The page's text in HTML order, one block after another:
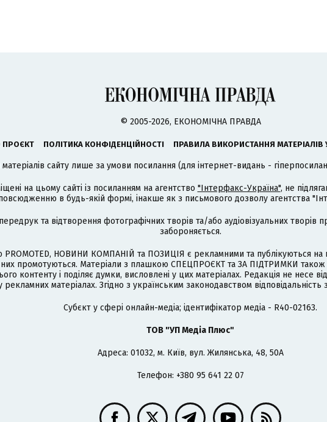
© 2005-2026, ЕКОНОМІЧНА ПРАВДА
ПРОЄКТ ПОЛІТИКА КОНФІДЕНЦІЙНОСТІ ПРАВИЛА ВИКОРИСТАННЯ МАТЕРІАЛІВ
сайту лише за умови посилання (для інтернет-видань -
на цьому сайті із посиланням на агентство "Інтерфакс-Україна", не
в будь-якій формі, інакше як з письмового дозволу агентства
та відтворення фотографічних творів та/або аудіовізуальних
забороняється.
PROMOTED, НОВИНИ КОМПАНІЙ та ПОЗИЦІЯ є рекламними та публікуються на
них промотуються. Матеріали з плашкою СПЕЦПРОЄКТ та ЗА ПІДТРИМКИ
контенту і поділяє думки, висловлені у цих матеріалах. Редакція не несе
матеріалах. Згідно з українським законодавством
Cубєкт у сфері онлайн-медіа; ідентифікатор медіа - R40-02163.
ТОВ "УП Медіа Плюс"
Адреса: 01032, м. Київ, вул. Жилянська, 48, 50А
Телефон: +380 95 641 22 07